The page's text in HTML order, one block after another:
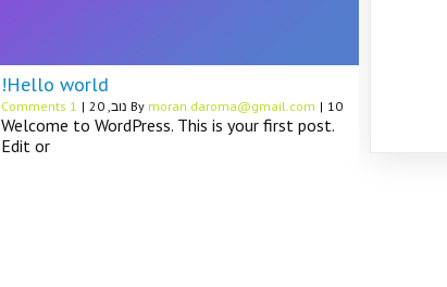
Hello world!
By moran.daroma@gmail.com | 10 נוב, 20 |
1 Comments
Welcome to WordPress. This is your first post.
Edit or